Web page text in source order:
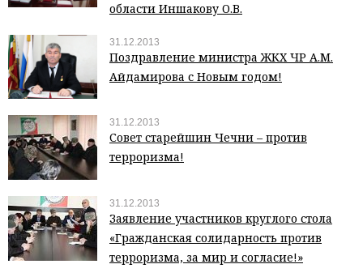
области Иншакову О.В.
31.12.2013
Поздравление министра ЖКХ ЧР А.М.
Айдамирова с Новым годом!
31.12.2013
Совет старейшин Чечни – против
терроризма!
31.12.2013
Заявление участников круглого стола
«Гражданская солидарность против
терроризма, за мир и согласие!»